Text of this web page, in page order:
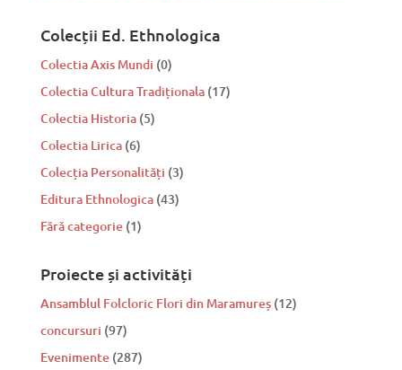
Colecții Ed. Ethnologica
Colectia Axis Mundi (0)
Colectia Cultura Tradiționala (17)
Colectia Historia (5)
Colectia Lirica (6)
Colecția Personalități (3)
Editura Ethnologica (43)
Fără categorie (1)
Proiecte și activități
Ansamblul Folcloric Flori din Maramureș(12)
concursuri (97)
Evenimente(287)